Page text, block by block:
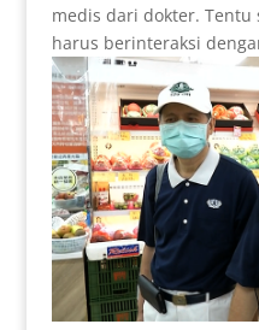
medis dari dokter.
harus berinteraksi